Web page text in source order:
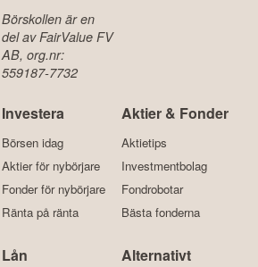
Börskollen är en
del av FairValue FV
AB, org.nr:
559187-7732
Investera
Börsen idag
Aktier för nybörjare
Fonder för nybörjare
Ränta på ränta
Aktier & Fonder
Aktietips
Investmentbolag
Fondrobotar
Bästa fonderna
Lån Alternativt